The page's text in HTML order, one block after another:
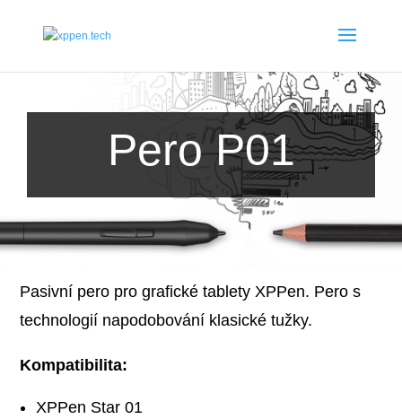
Pero P01
Pasivní pero pro grafické tablety XPPen. Pero s
technologií napodobování klasické tužky.
Kompatibilita:
XPPen Star 01